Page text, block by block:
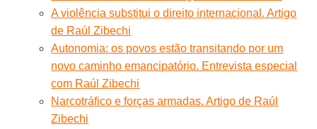
A violência substitui o direito internacional. Artigo
de Raúl Zibechi
Autonomia: os povos estão transitando por um
novo caminho emancipatório. Entrevista especial
com Raúl Zibechi
Narcotráfico e forças armadas. Artigo de Raúl
Zibechi